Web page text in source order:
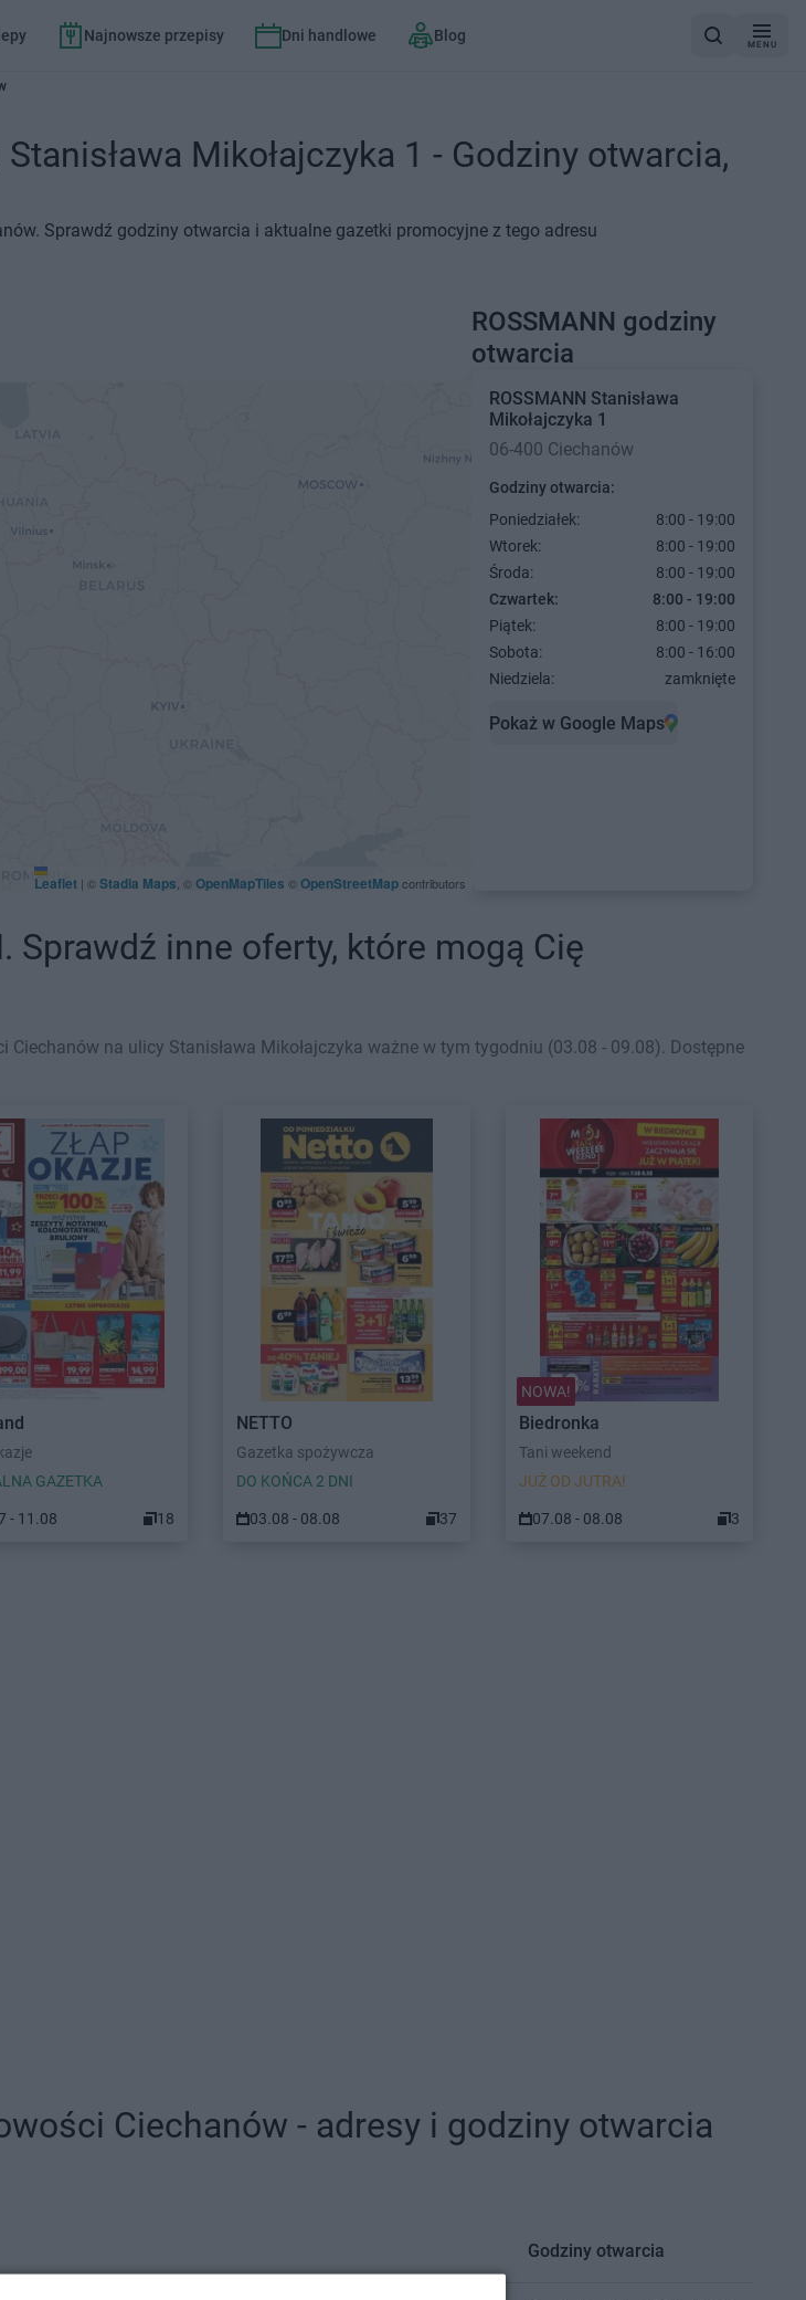
Najnowsze przepisy Dni handlowe Blog
MENU
Mikołajczyka 1 - Godziny otwarcia,
Sprawdź godziny otwarcia i aktualne gazetki promocyjne z tego adresu
ROSSMANN godziny
otwarcia
ROSSMANN Stanisława
Mikołajczyka 1
06-400 Ciechanów
Godziny otwarcia:
Poniedziałek:
8:00 - 19:00
Wtorek:
8:00 - 19:00
Środa:
8:00 - 19:00
Czwartek:
8:00 - 19:00
Piątek:
8:00 - 19:00
Sobota:
8:00 - 16:00
Niedziela:
zamknięte
Pokaż w Google Maps
Leaflet | ©Stadia Maps , ©OpenMapTiles © OpenStreetMapcontributors
. Sprawdź inne oferty, które mogą Cię
na ulicy Stanisława Mikołajczyka ważne w tym tygodniu (03.08 - 09.08). Dostępne
GAZETKA
- 11.08 18
NETTO
Gazetka spożywcza
DO KOŃCA 2 DNI
03.08 - 08.08 37
NOWA!
Biedronka
Tani weekend
JUŻ OD JUTRA!
07.08 - 08.08 3
Ciechanów - adresy i godziny otwarcia
Godziny otwarcia